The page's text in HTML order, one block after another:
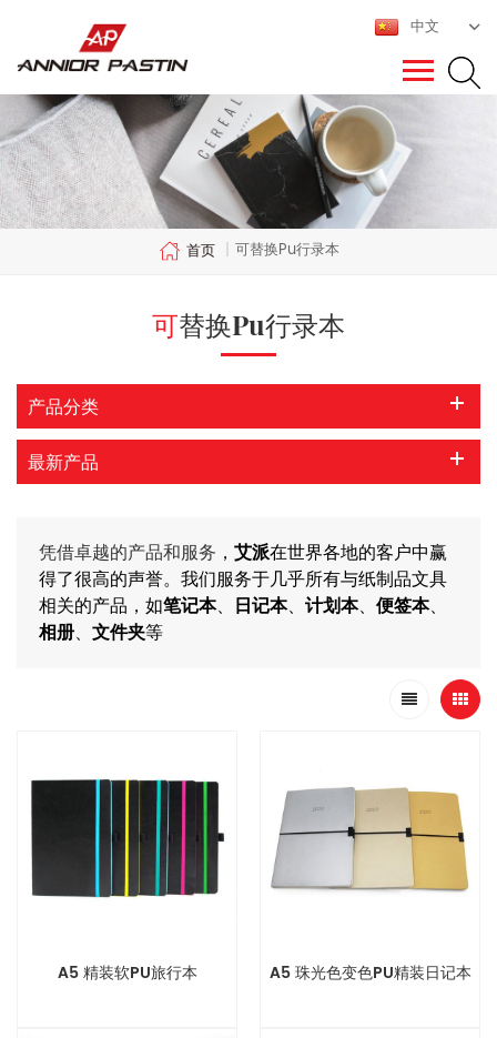
中文
首页 | 可替换pu行录本
可替换pu行录本
产品分类
最新产品
凭借卓越的产品和服务 ， 艾派在世界各地的客户中赢
得了很高的声誉。我们服务于几乎所有与纸制品文具
相关的产品，如笔记本、 日记本、 计划本、 便签本、
相册
文件夹等
A5 精装软PU旅行本 A5 珠光色变色PU精装日记本